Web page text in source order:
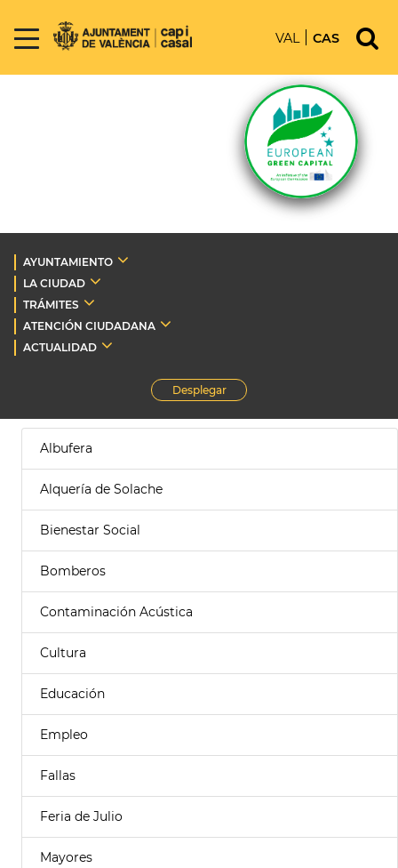
VAL CAS
AYUNTAMIENTO
LA CIUDAD
TRÁMITES
ATENCIÓN CIUDADANA
ACTUALIDAD
Desplegar
Albufera
Alquería de Solache
Bienestar Social
Bomberos
Contaminación Acústica
Cultura
Educación
Empleo
Fallas
Feria de Julio
Mayores